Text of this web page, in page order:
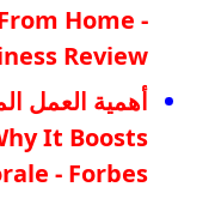
Home -
Review
أهمية العمل
It Boosts
- Forbes